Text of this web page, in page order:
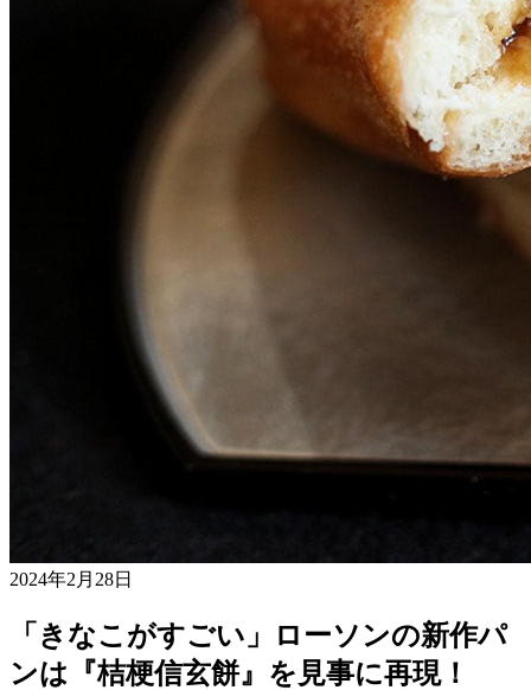
2024年2月28日
「きなこがすごい」ローソンの新作パ
ンは『桔梗信玄餅』を見事に再現！